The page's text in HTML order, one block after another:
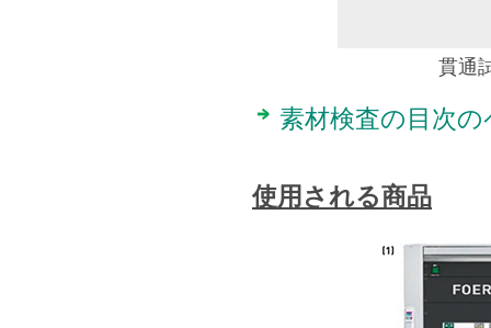
貫通
素材検査の目次
使用される商品